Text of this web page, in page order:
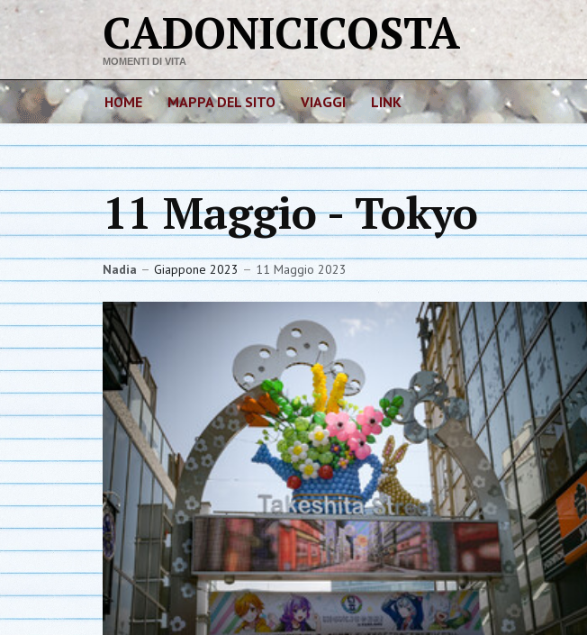
CADONICICOSTA
MOMENTI DI VITA
HOME MAPPA DEL SITO VIAGGI LINK
11 Maggio - Tokyo
Nadia Giappone 2023 11 Maggio 2023